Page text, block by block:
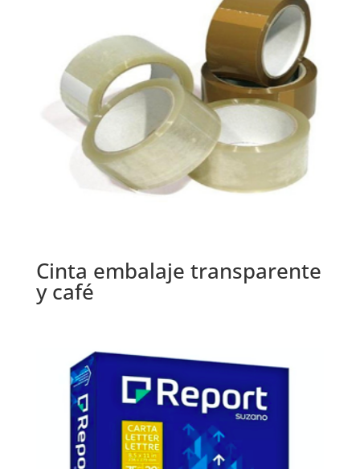
Cinta embalaje transparente
y café